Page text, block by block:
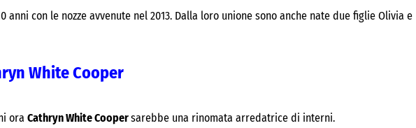
anni con le nozze avvenute nel 2013. Dalla loro unione sono anche nate due figlie Olivia e
White Cooper
ora Cathryn White Coopersarebbe una rinomata arredatrice di interni.